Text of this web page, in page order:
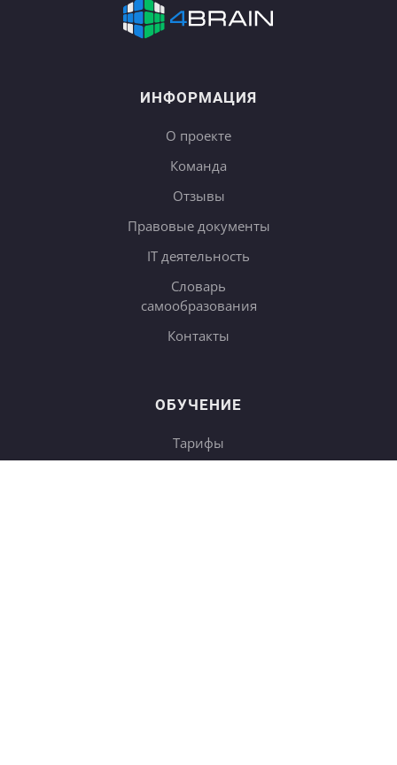
ИНФОРМАЦИЯ
О проекте
Команда
Отзывы
Правовые документы
IT деятельность
Словарь
самообразования
Контакты
ОБУЧЕНИЕ
Тарифы